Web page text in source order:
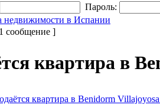
Пароль:
недвижимости в Испании
сообщение ]
квартира в
квартира в Benidorm